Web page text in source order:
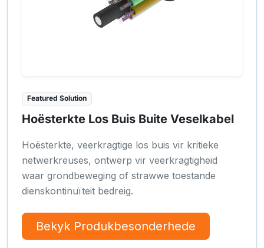
Featured Solution
Hoësterkte Los Buis Buite Veselkabel
Hoësterkte, veerkragtige los buis vir kritieke
netwerkreuses, ontwerp vir veerkragtigheid
waar grondbeweging of strawwe toestande
dienskontinuïteit bedreig.
Bekyk Produkbesonderhede